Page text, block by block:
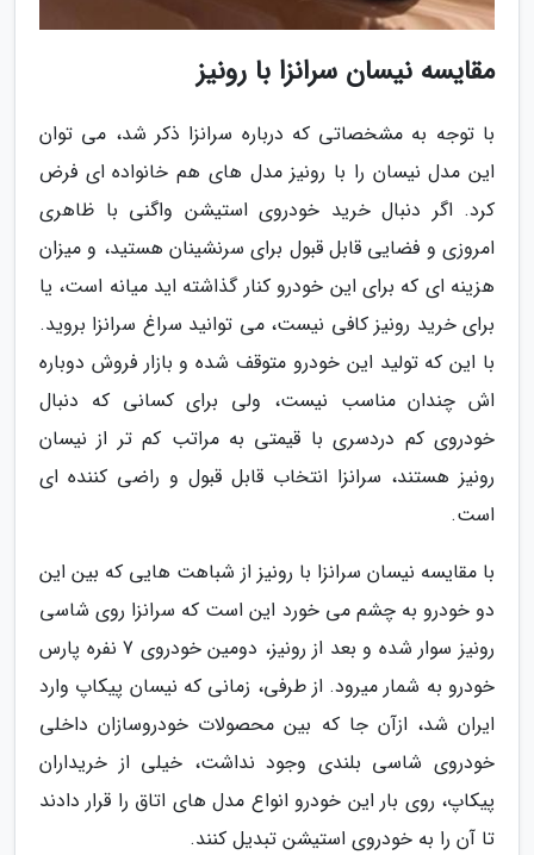
مقایسه نیسان سرانزا با رونیز
با توجه به مشخصاتی که درباره سرانزا ذکر شد، می توان
این مدل نیسان را با رونیز مدل های هم خانواده ای فرض
کرد. اگر دنبال خرید خودروی استیشن واگنی با ظاهری
امروزی و فضایی قابل قبول برای سرنشینان هستید، و میزان
هزینه ای که برای این خودرو کنار گذاشته اید میانه است، یا
برای خرید رونیز کافی نیست، می توانید سراغ سرانزا بروید.
با این که تولید این خودرو متوقف شده و بازار فروش دوباره
اش چندان مناسب نیست، ولی برای کسانی که دنبال
خودروی کم دردسری با قیمتی به مراتب کم تر از نیسان
رونیز هستند، سرانزا انتخاب قابل قبول و راضی کننده ای
است.
با مقایسه نیسان سرانزا با رونیز از شباهت هایی که بین این
دو خودرو به چشم می خورد این است که سرانزا روی شاسی
رونیز سوار شده و بعد از رونیز، دومین خودروی 7 نفره پارس
خودرو به شمار میرود. از طرفی، زمانی که نیسان پیکاپ وارد
ایران شد، ازآن جا که بین محصولات خودروسازان داخلی
خودروی شاسی بلندی وجود نداشت، خیلی از خریداران
پیکاپ، روی بار این خودرو انواع مدل های اتاق را قرار دادند
تا آن را به خودروی استیشن تبدیل کنند.